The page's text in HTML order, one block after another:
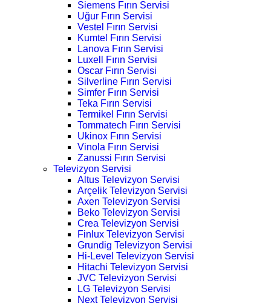
Siemens Fırın Servisi
Uğur Fırın Servisi
Vestel Fırın Servisi
Kumtel Fırın Servisi
Lanova Fırın Servisi
Luxell Fırın Servisi
Oscar Fırın Servisi
Silverline Fırın Servisi
Simfer Fırın Servisi
Teka Fırın Servisi
Termikel Fırın Servisi
Tommatech Fırın Servisi
Ukinox Fırın Servisi
Vinola Fırın Servisi
Zanussi Fırın Servisi
Televizyon Servisi
Altus Televizyon Servisi
Arçelik Televizyon Servisi
Axen Televizyon Servisi
Beko Televizyon Servisi
Crea Televizyon Servisi
Finlux Televizyon Servisi
Grundig Televizyon Servisi
Hi-Level Televizyon Servisi
Hitachi Televizyon Servisi
JVC Televizyon Servisi
LG Televizyon Servisi
Next Televizyon Servisi